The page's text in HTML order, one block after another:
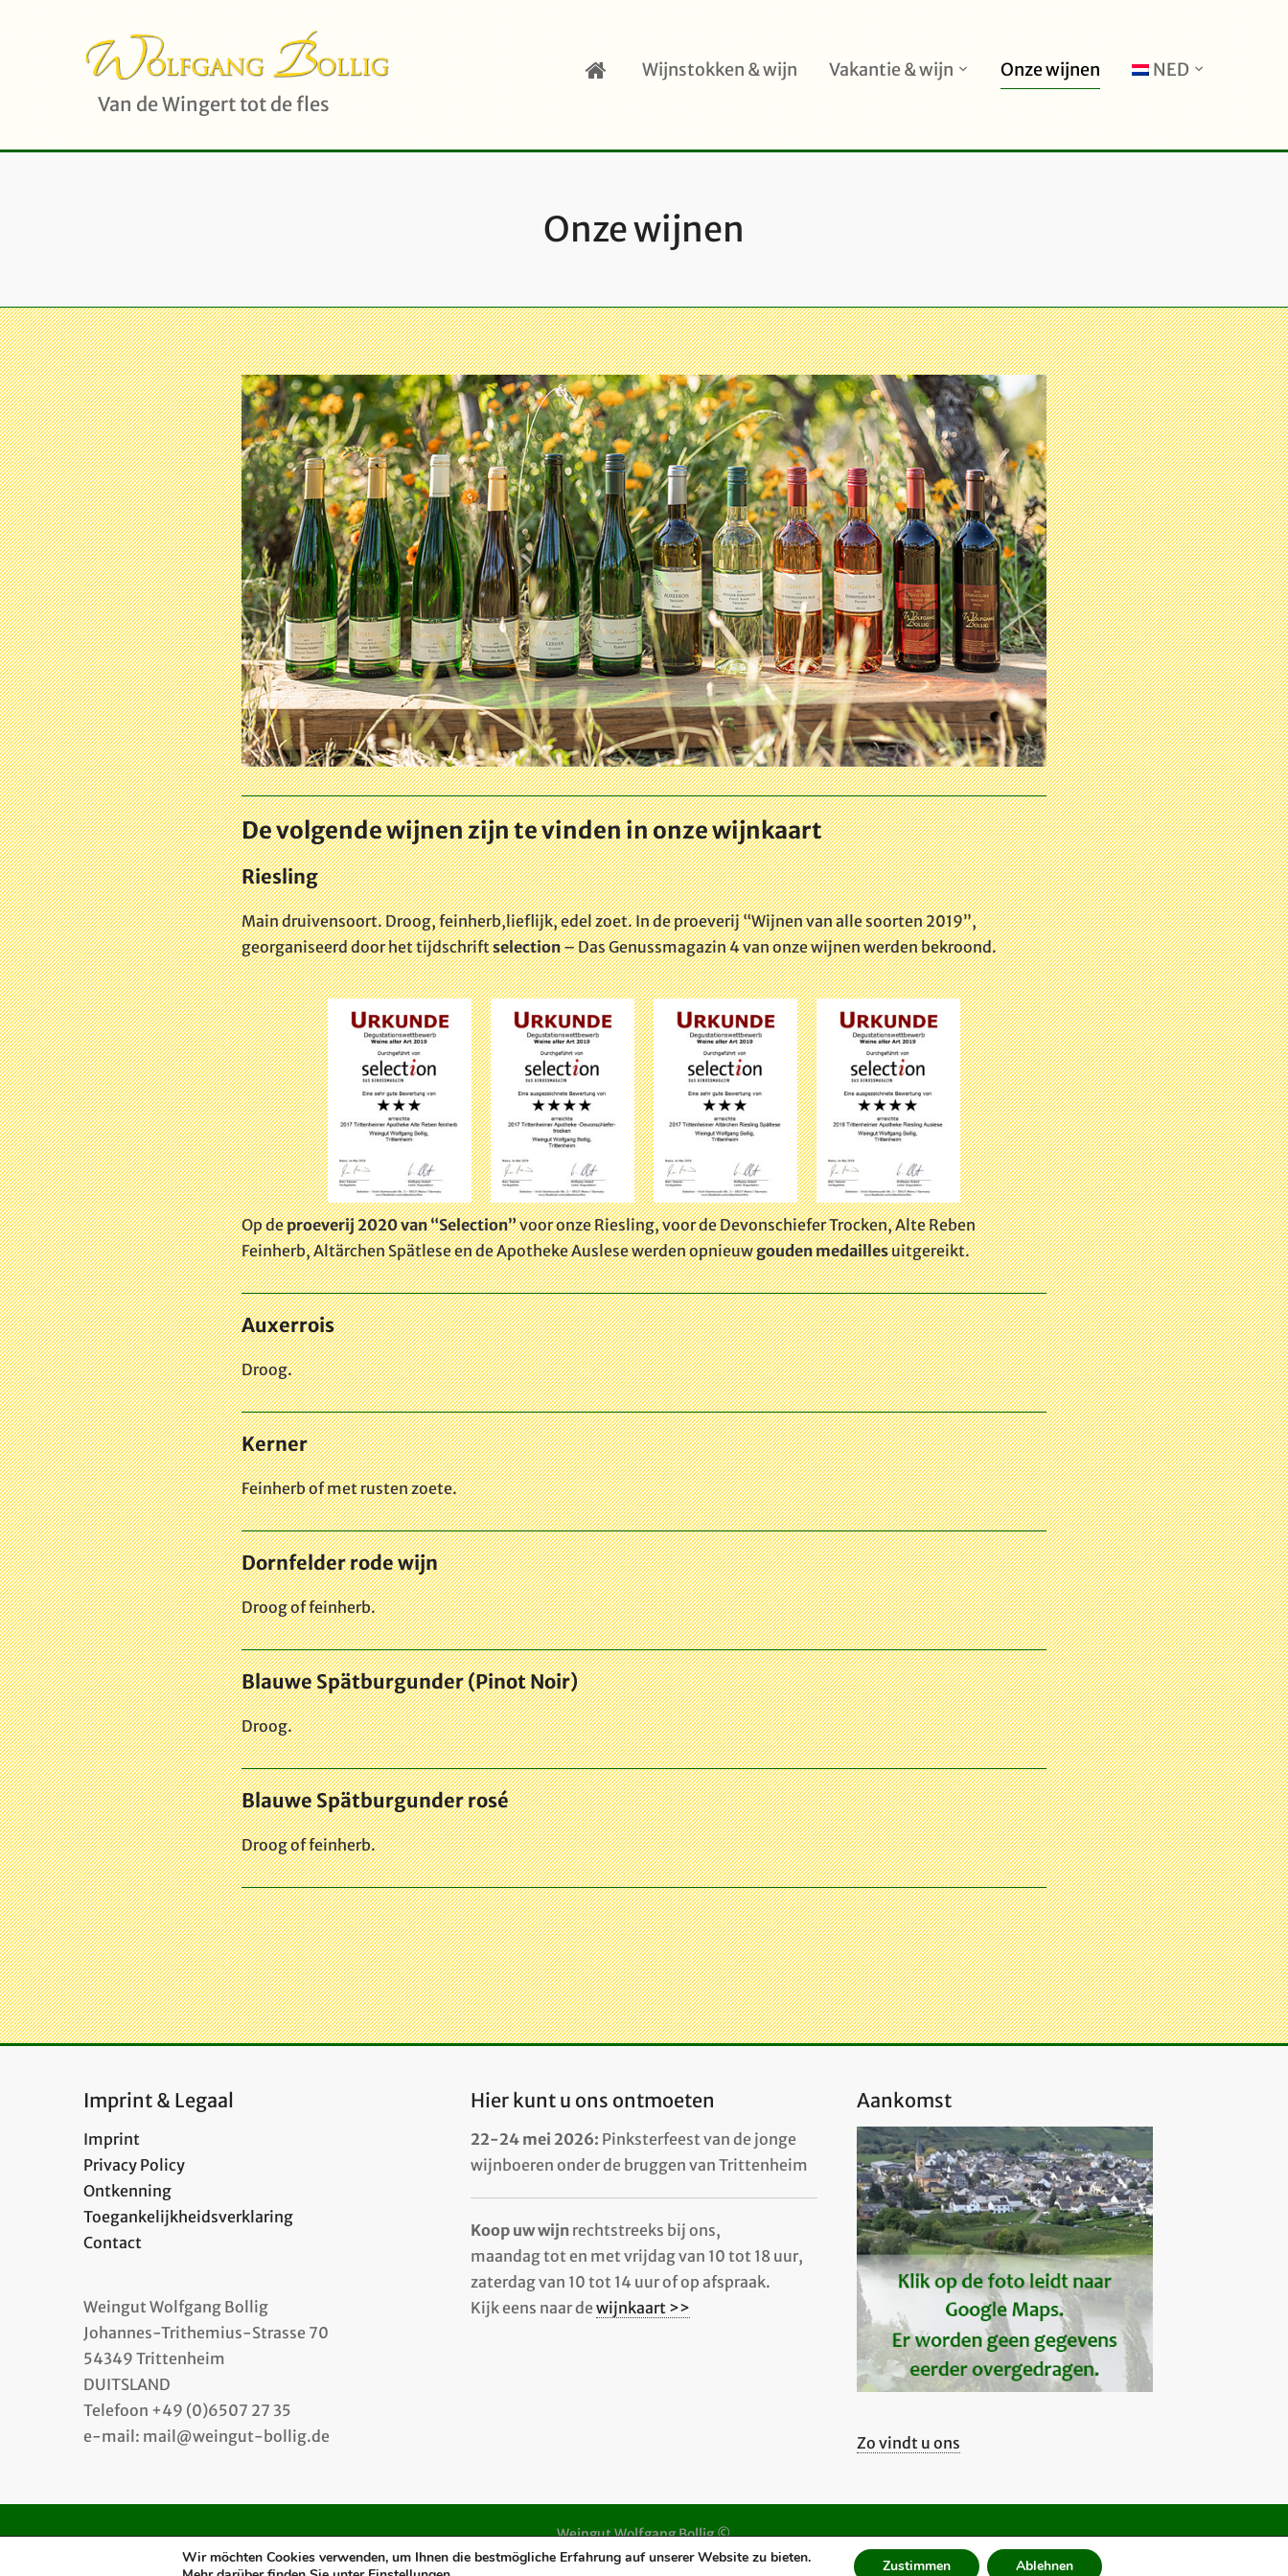
Van de Wingert tot de fles
Wijnstokken & wijn Vakantie & wijn Onze wijnen NED
Onze wijnen
De volgende wijnen zijn te vinden in onze wijnkaart
Riesling
Maindruivensoort. Droog, feinherb,lieflijk, edel zoet.In de proeverij “Wijnen van alle soorten 2019”,
georganiseerd door het tijdschriftselection– Das Genussmagazin 4 van onze wijnen werden bekroond.
Op deproeverij 2020 van “Selection”voor onze Riesling, voor de Devonschiefer Trocken, Alte Reben
Feinherb, Altärchen Spätlese en de Apotheke Auslese werden opnieuwgouden medaillesuitgereikt.
Auxerrois
Droog.
Kerner
Feinherb of met rusten zoete.
Dornfelder rode wijn
Droog of feinherb.
Blauwe Spätburgunder (Pinot Noir)
Droog.
Blauwe Spätburgunder rosé
Droog of feinherb.
Imprint & Legaal
Imprint
Privacy Policy
Ontkenning
Toegankelijkheidsverklaring
Contact
Weingut Wolfgang Bollig
Johannes-Trithemius-Strasse 70
54349 Trittenheim
DUITSLAND
Telefoon +49 (0)6507 27 35
e-mail: mail@weingut-bollig.de
Hier kunt u ons ontmoeten
22-24 mei 2026: Pinksterfeest van de jonge
wijnboeren onder de bruggen van Trittenheim
Koop uw wijnrechtstreeks bij ons,
maandag tot en met vrijdag van 10 tot 18 uur,
zaterdag van 10 tot 14 uur of op afspraak.
Kijk eens naar de wijnkaart >>
Aankomst
Zo vindt u ons
Weingut Wolfgang Bollig ©
Webservicemt.media
Wir möchten Cookies verwenden, um Ihnen die bestmögliche Erfahrung auf unserer Website zu bieten.
Zustimmen Ablehnen